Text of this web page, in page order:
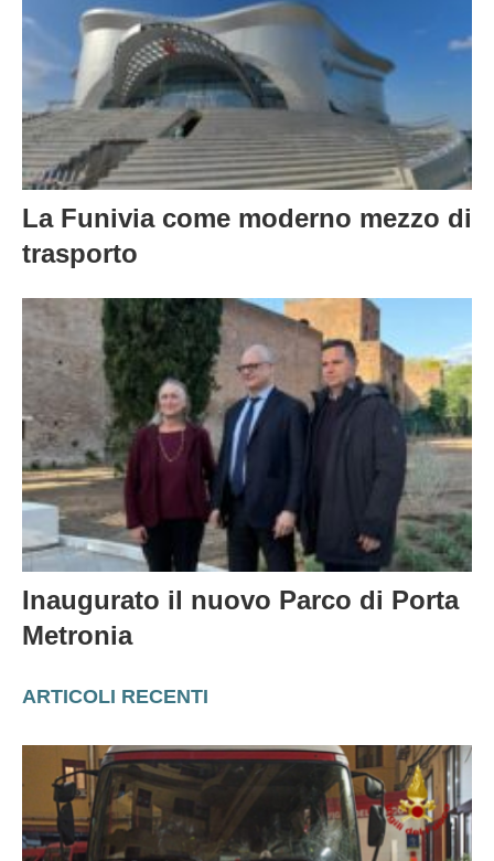
La Funivia come moderno mezzo di
trasporto
Inaugurato il nuovo Parco di Porta
Metronia
ARTICOLI RECENTI